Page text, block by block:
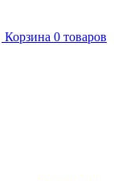
Корзина 0 товаров